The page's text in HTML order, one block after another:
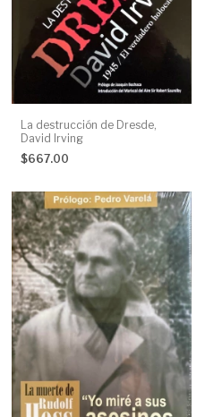
La destrucción de Dresde,
David Irving
$667.00